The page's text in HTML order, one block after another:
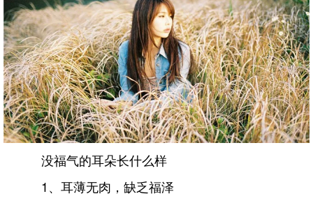
没福气的耳朵长什么样
1、耳薄无肉，缺乏福泽